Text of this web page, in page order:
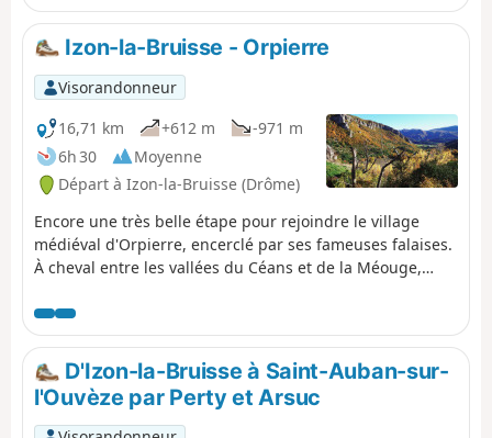
pendant les 7 derniers jours : Serre de la Bouisse,
Chamouse, Chabre et autres sommets émergent à
l'horizon pour se rappeler à nos bons souvenirs.
Izon-la-Bruisse - Orpierre
Visorandonneur
16,71 km
+612 m
-971 m
6h 30
Moyenne
Départ à Izon-la-Bruisse (Drôme)
Encore une très belle étape pour rejoindre le village
médiéval d'Orpierre, encerclé par ses fameuses falaises.
À cheval entre les vallées du Céans et de la Méouge,
Chabre qui sert de fil conducteur à la randonnée, avec,
en point d'orgue, le pittoresque Col Saint-Ange et ses
parois d'escalade.
D'Izon-la-Bruisse à Saint-Auban-sur-
l'Ouvèze par Perty et Arsuc